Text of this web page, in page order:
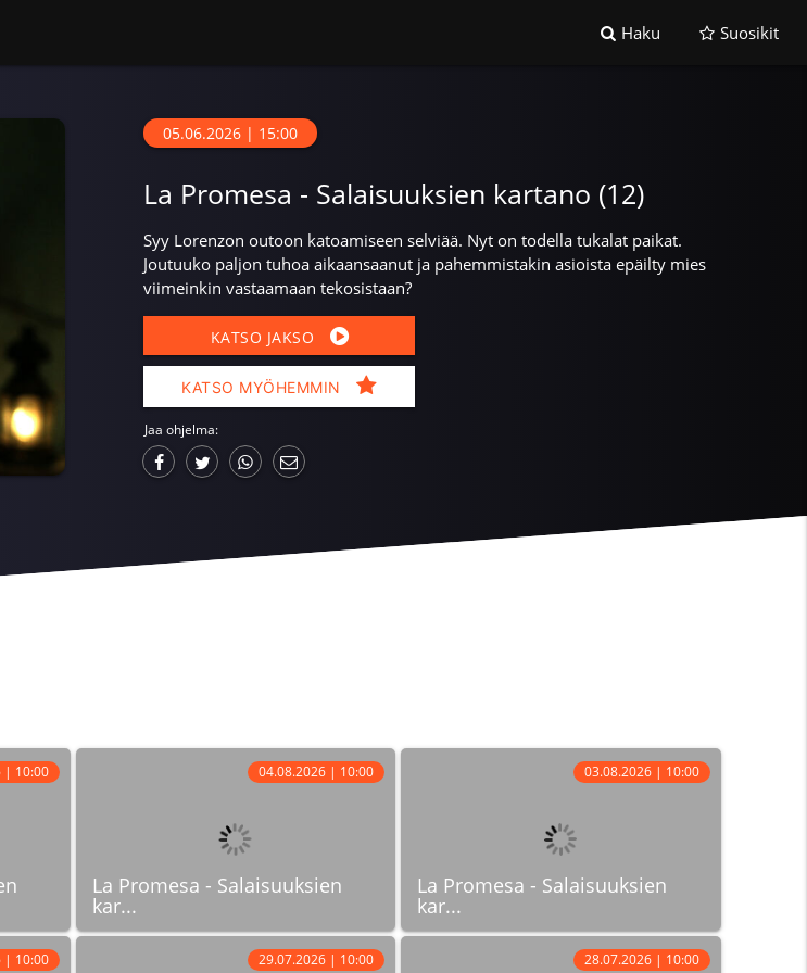
Haku Suosikit
05.06.2026 | 15:00
La Promesa - Salaisuuksien kartano (12)
Syy Lorenzon outoon katoamiseen selviää. Nyt on todella tukalat paikat.
Joutuuko paljon tuhoa aikaansaanut ja pahemmistakin asioista epäilty mies
viimeinkin vastaamaan tekosistaan?
KATSO JAKSO
KATSO MYÖHEMMIN
Jaa ohjelma:
| 10:00
La Promesa - Salaisuuksien
kar...
04.08.2026 | 10:00
La Promesa - Salaisuuksien
kar...
03.08.2026 | 10:00
| 10:00 29.07.2026 | 10:00 28.07.2026 | 10:00